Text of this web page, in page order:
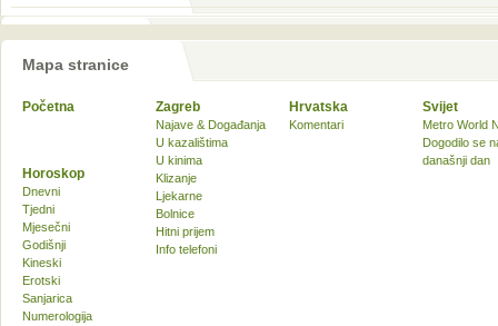
Mapa stranice
Početna Zagreb
Najave & Događanja
U kazalištima
U kinima
Klizanje
Ljekarne
Bolnice
Hitni prijem
Info telefoni
Hrvatska
Komentari
Svijet
Metro World
Dogodilo se
današnji dan
Horoskop
Dnevni
Tjedni
Mjesečni
Godišnji
Kineski
Erotski
Sanjarica
Numerologija